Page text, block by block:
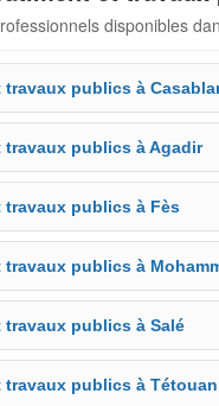
disponibles
travaux publics à
travaux publics à Agadir
travaux publics à Fès
travaux publics à
travaux publics à Salé
travaux publics à Tétouan